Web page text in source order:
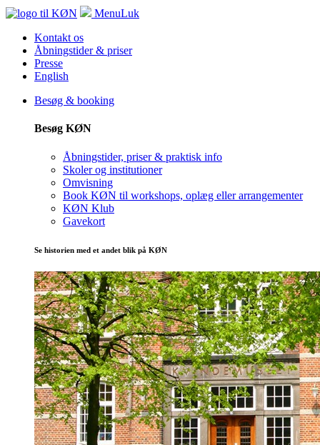
MenuLuk
Kontakt os
Åbningstider & priser
Presse
English
Besøg & booking
Besøg KØN
Åbningstider, priser & praktisk info
Skoler og institutioner
Omvisning
Book KØN til workshops, oplæg eller arrangementer
KØN Klub
Gavekort
Se historien med et andet blik på KØN